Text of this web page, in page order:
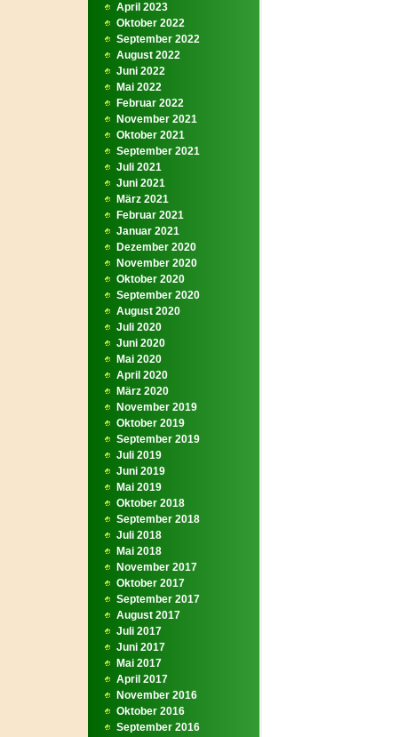
April 2023
Oktober 2022
September 2022
August 2022
Juni 2022
Mai 2022
Februar 2022
November 2021
Oktober 2021
September 2021
Juli 2021
Juni 2021
März 2021
Februar 2021
Januar 2021
Dezember 2020
November 2020
Oktober 2020
September 2020
August 2020
Juli 2020
Juni 2020
Mai 2020
April 2020
März 2020
November 2019
Oktober 2019
September 2019
Juli 2019
Juni 2019
Mai 2019
Oktober 2018
September 2018
Juli 2018
Mai 2018
November 2017
Oktober 2017
September 2017
August 2017
Juli 2017
Juni 2017
Mai 2017
April 2017
November 2016
Oktober 2016
September 2016